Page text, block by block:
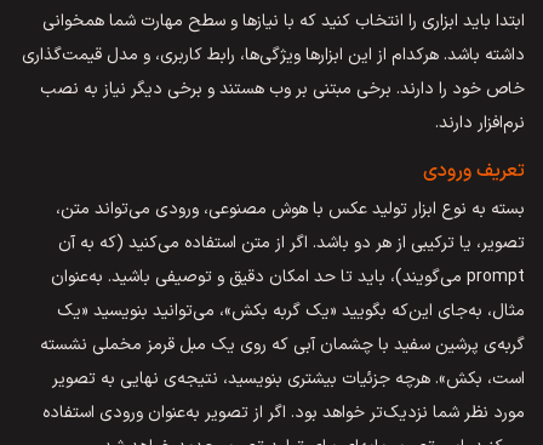
ابتدا باید ابزاری را انتخاب کنید که با نیازها و سطح مهارت شما همخوانی
داشته باشد. هرکدام از این ابزارها ویژگی‌ها، رابط کاربری، و مدل قیمت‌گذاری
خاص خود را دارند. برخی مبتنی بر وب هستند و برخی دیگر نیاز به نصب
نرم‌افزار دارند.
تعریف ورودی
بسته به نوع ابزار تولید عکس با هوش مصنوعی، ورودی می‌تواند متن،
تصویر، یا ترکیبی از هر دو باشد. اگر از متن استفاده می‌کنید (که به آن
prompt می‌گویند)، باید تا حد امکان دقیق و توصیفی باشید. به‌عنوان
مثال، به‌جای این‌که بگویید «یک گربه بکش»، می‌توانید بنویسید «یک
گربه‌ی پرشین سفید با چشمان آبی که روی یک مبل قرمز مخملی نشسته
است، بکش». هرچه جزئیات بیشتری بنویسید، نتیجه‌ی نهایی به تصویر
مورد نظر شما نزدیک‌تر خواهد بود. اگر از تصویر به‌عنوان ورودی استفاده